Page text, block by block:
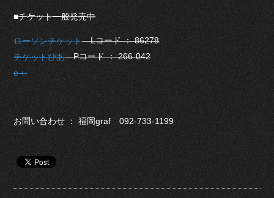
■チケット一般発売中
ローソンチケットLコード ： 86278
チケットぴあPコード ： 266-042
e＋
お問い合わせ ： 福岡graf 092-733-1199